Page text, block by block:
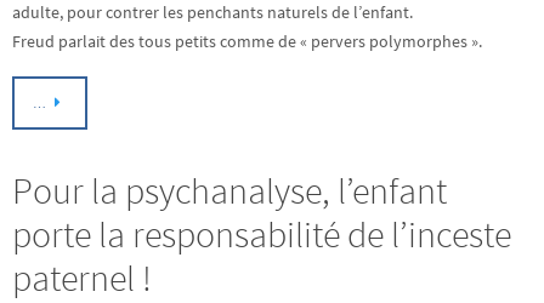
adulte, pour contrer les penchants naturels de l’enfant.
Freud parlait des tous petits comme de « pervers polymorphes ».
…
Pour la psychanalyse, l’enfant
porte la responsabilité de l’inceste
paternel !